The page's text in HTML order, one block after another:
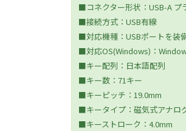
■コネクター形状：USB-A プ
■接続方式：USB有線
■対応機種：USBポートを装
■対応OS(Windows)：
■キー配列：日本語配列
■キー数：71キー
■キーピッチ：19.0mm
■キータイプ：磁気式アナロ
■キーストローク：4.0mm